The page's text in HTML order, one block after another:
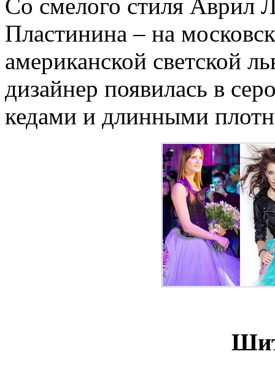
Со смелого стиля Аврил
Пластинина – на
американской светской
дизайнер появилась в
кедами и длинными